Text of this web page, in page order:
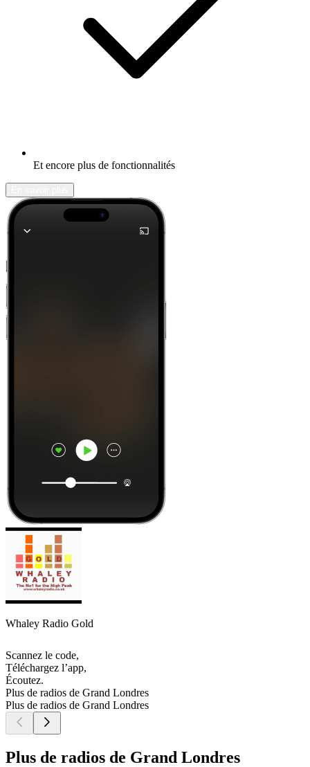
Et encore plus de fonctionnalités
Whaley Radio Gold
Scannez le code,
Téléchargez l’app,
Écoutez.
Plus de radios de Grand Londres
Plus de radios de Grand Londres
Plus de radios de Grand Londres